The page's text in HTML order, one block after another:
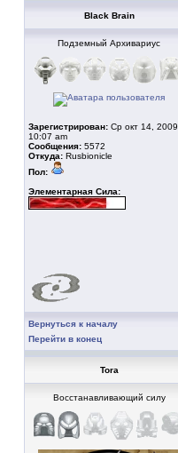
Black Brain
Подземный Архивариус
Зарегистрирован: Ср окт 14, 2009
10:07 am
Сообщения: 5572
Откуда: Rusbionicle
Пол:
Элементарная Сила:
Вернуться к началу
Перейти в конец
Tora
Восстанавливающий силу